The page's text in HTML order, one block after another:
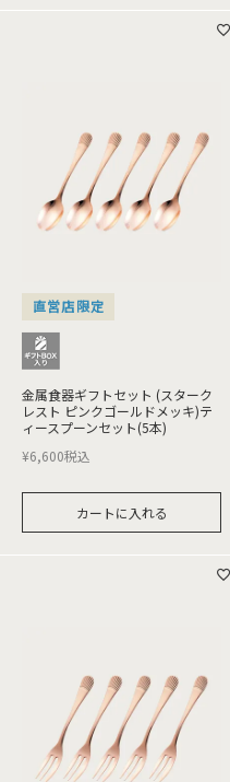
直営店限定
金属食器ギフトセット (スターク
レスト ピンクゴールドメッキ)テ
ィースプーンセット(5本)
¥6,600税込
カートに入れる